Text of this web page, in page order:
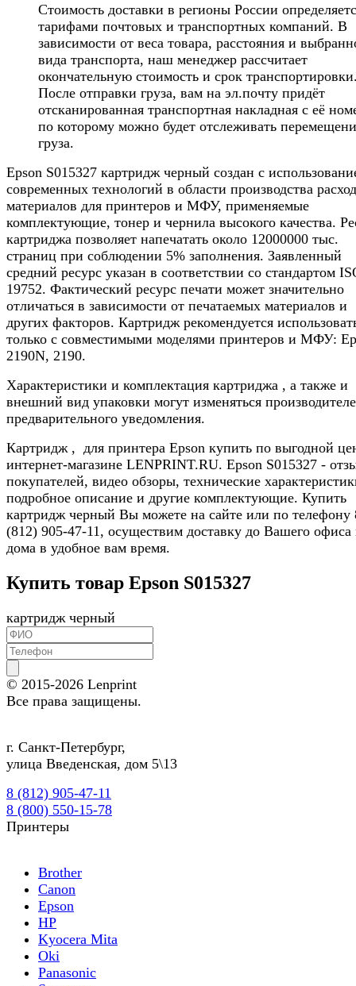
Стоимость доставки в регионы России
тарифами почтовых и транспортных компаний. В
зависимости от веса товара, расстояния и
вида транспорта, наш менеджер рассчитает
окончательную стоимость и срок
После отправки груза, вам на эл.почту придёт
отсканированная транспортная накладная с её
по которому можно будет отслеживать
груза.
Epson S015327 картридж черный создан с
современных технологий в области производства
материалов для принтеров и МФУ, применяемые
комплектующие, тонер и чернила высокого качества.
картриджа позволяет напечатать около 12000000 тыс.
страниц при соблюдении 5% заполнения. Заявленный
средний ресурс указан в соответствии со стандартом
19752. Фактический ресурс печати может значительно
отличаться в зависимости от печатаемых материалов и
других факторов. Картридж рекомендуется
только с совместимыми моделями принтеров и МФУ:
2190N, 2190.
Характеристики и комплектация картриджа , а также и
внешний вид упаковки могут изменяться
предварительного уведомления.
Картридж , для принтера Epson купить по выгодной
интернет-магазине LENPRINT.RU. Epson S015327 -
покупателей, видео обзоры, технические
подробное описание и другие комплектующие. Купить
картридж черный Вы можете на сайте или по телефону
(812) 905-47-11, осуществим доставку до Вашего офиса
дома в удобное вам время.
Купить товар Epson S015327
картридж черный
© 2015-2026 Lenprint
Все права защищены.
г. Санкт-Петербург,
улица Введенская, дом 5\13
8 (812) 905-47-11
8 (800) 550-15-78
Принтеры
Brother
Canon
Epson
HP
Kyocera Mita
Oki
Panasonic